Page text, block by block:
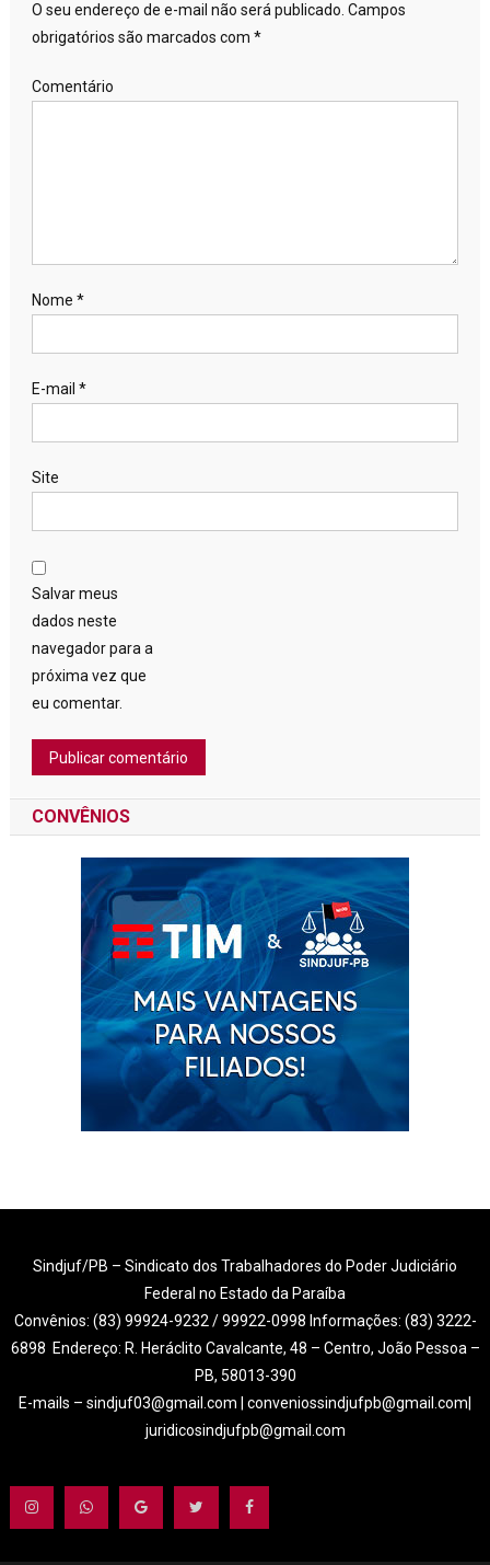
O seu endereço de e-mail não será publicado. Campos
obrigatórios são marcados com *
Comentário
Nome *
E-mail *
Site
Salvar meus
dados neste
navegador para a
próxima vez que
eu comentar.
CONVÊNIOS
Sindjuf/PB – Sindicato dos Trabalhadores do Poder Judiciário
Federal no Estado da Paraíba
Convênios: (83) 99924-9232 / 99922-0998 Informações: (83) 3222-
6898 Endereço: R. Heráclito Cavalcante, 48 – Centro, João Pessoa –
PB, 58013-390
E-mails – sindjuf03@gmail.com | conveniossindjufpb@gmail.com|
juridicosindjufpb@gmail.com